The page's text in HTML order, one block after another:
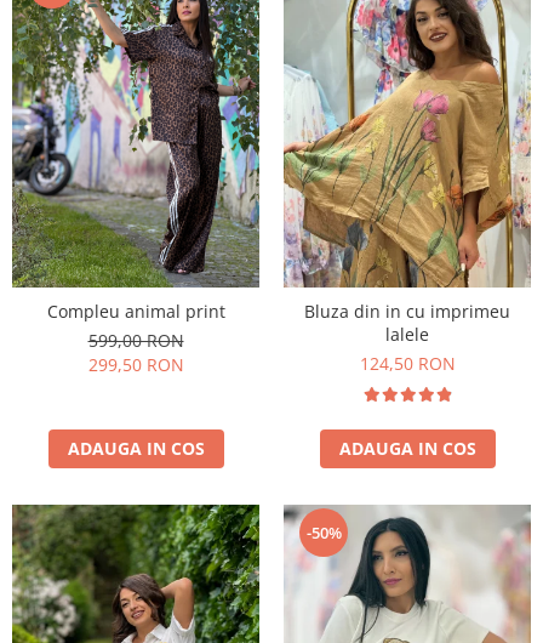
Compleu animal print
599,00 RON
299,50 RON
ADAUGA IN COS
Bluza din in cu imprimeu
lalele
124,50 RON
ADAUGA IN COS
-50%